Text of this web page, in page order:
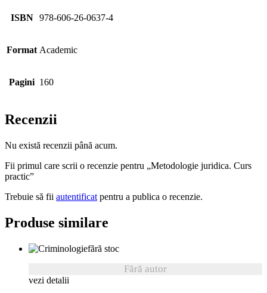
ISBN 978-606-26-0637-4
Format Academic
Pagini 160
Recenzii
Nu există recenzii până acum.
Fii primul care scrii o recenzie pentru „Metodologie juridica. Curs
practic”
Trebuie să fii autentificat pentru a publica o recenzie.
Produse similare
fără stoc
Fără autor
vezi detalii